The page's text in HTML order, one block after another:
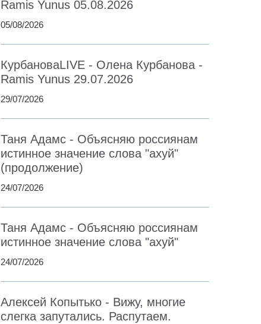
Ramis Yunus 05.08.2026
05/08/2026
КурбановаLIVE - Олена Курбанова -
Ramis Yunus 29.07.2026
29/07/2026
Таня Адамс - Объясняю россиянам
истинное значение слова "ахуй"
(продолжение)
24/07/2026
Таня Адамс - Объясняю россиянам
истинное значение слова "ахуй"
24/07/2026
Алексей Копытько - Вижу, многие
слегка запутались. Распутаем.